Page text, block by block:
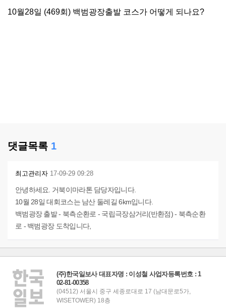
본문
10월28일 (469회) 백범광장출발 코스가 어떻게 되나요?
댓글목록 1
최고관리자 17-09-29 09:28
안녕하세요. 거북이마라톤 담당자입니다.
10월 28일 대회코스는 남산 둘레길 6km입니다.
백범광장 출발 - 북측순환로 - 국립극장삼거리(반환점) - 북측순환
로 - 백범광장 도착입니다,
(주)한국일보사 대표자명 : 이성철 사업자등록번호 : 1
02-81-00358
(04512) 서울시 중구 세종로대로 17 (남대문로5가,
WISETOWER) 18층